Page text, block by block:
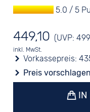
5.0 / 5
449,10 (UVP:
inkl. MwSt.
Vorkassepreis:
Preis vorschlagen
IN